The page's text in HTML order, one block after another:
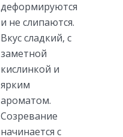
деформируются
и не слипаются.
Вкус сладкий, с
заметной
кислинкой и
ярким
ароматом.
Созревание
начинается с